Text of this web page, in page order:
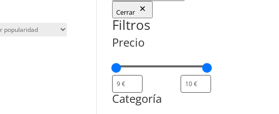
Cerrar
Filtros
Precio
Categoría